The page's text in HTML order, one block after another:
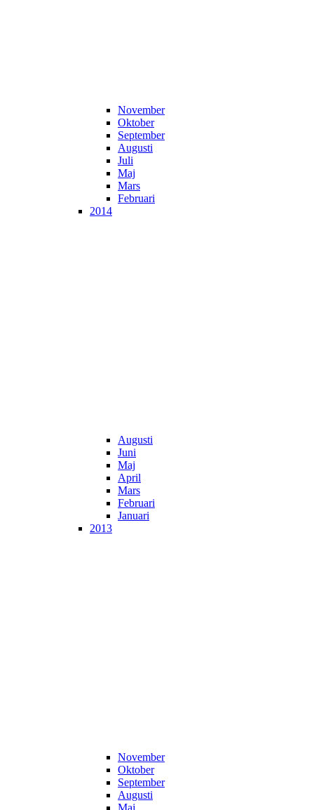
November
Oktober
September
Augusti
Juli
Maj
Mars
Februari
2014
Augusti
Juni
Maj
April
Mars
Februari
Januari
2013
November
Oktober
September
Augusti
Maj